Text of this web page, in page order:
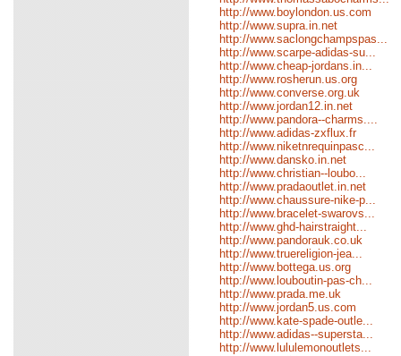
http://www.boylondon.us.com
http://www.supra.in.net
http://www.saclongchampspas...
http://www.scarpe-adidas-su...
http://www.cheap-jordans.in...
http://www.rosherun.us.org
http://www.converse.org.uk
http://www.jordan12.in.net
http://www.pandora--charms....
http://www.adidas-zxflux.fr
http://www.niketnrequinpasc...
http://www.dansko.in.net
http://www.christian--loubo...
http://www.pradaoutlet.in.net
http://www.chaussure-nike-p...
http://www.bracelet-swarovs...
http://www.ghd-hairstraight...
http://www.pandorauk.co.uk
http://www.truereligion-jea...
http://www.bottega.us.org
http://www.louboutin-pas-ch...
http://www.prada.me.uk
http://www.jordan5.us.com
http://www.kate-spade-outle...
http://www.adidas--supersta...
http://www.lululemonoutlets...